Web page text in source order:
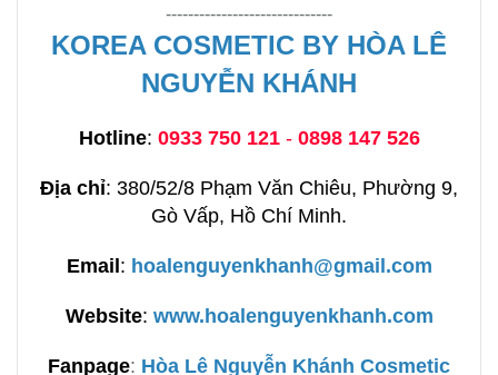
------------------------------
KOREA COSMETIC BY HÒA LÊ
NGUYỄN KHÁNH
Hotline: 0933 750 121- 0898 147 526
Địa chỉ: 380/52/8 Phạm Văn Chiêu, Phường 9,
Gò Vấp, Hồ Chí Minh.
Email: hoalenguyenkhanh@gmail.com
Website: www.hoalenguyenkhanh.com
Fanpage: Hòa Lê Nguyễn Khánh Cosmetic